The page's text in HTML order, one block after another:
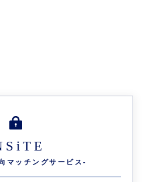
マッチングサービス-